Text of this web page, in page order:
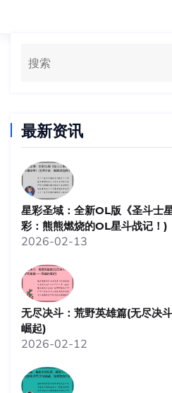
最新资讯
星彩圣域：全新OL版《圣斗士
彩：熊熊燃烧的OL星斗战记！)
2026-02-13
无尽决斗：荒野英雄篇(无尽
崛起)
2026-02-12